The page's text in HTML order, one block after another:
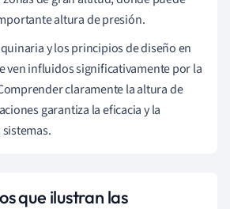
altura de presión.
y los principios de diseño en
ven influidos significativamente por la
claramente la altura de
garantiza la eficacia y la
que ilustran las